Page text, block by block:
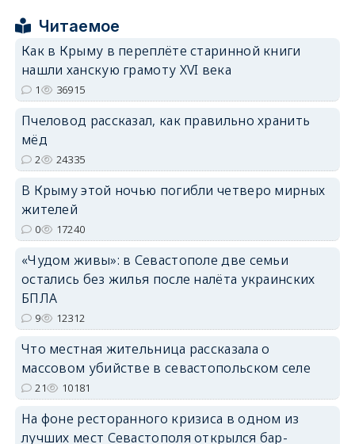
erid: 2SDnjdPjgYS
Читаемое
Как в Крыму в переплёте старинной книги
нашли ханскую грамоту XVI века
1 36915
Пчеловод рассказал, как правильно хранить
мёд
2 24335
В Крыму этой ночью погибли четверо мирных
жителей
0 17240
«Чудом живы»: в Севастополе две семьи
остались без жилья после налёта украинских
БПЛА
9 12312
Что местная жительница рассказала о
массовом убийстве в севастопольском селе
21 10181
На фоне ресторанного кризиса в одном из
лучших мест Севастополя открылся бар-